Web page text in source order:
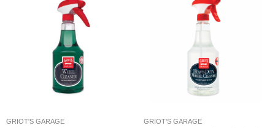
GRIOT'S GARAGE GRIOT'S GARAGE